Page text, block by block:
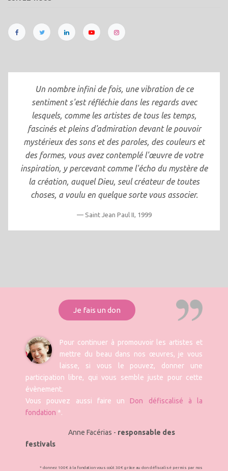
Un nombre infini de fois, une vibration de ce
sentiment s'est réfléchie dans les regards avec
lesquels, comme les artistes de tous les temps,
fascinés et pleins d'admiration devant le pouvoir
mystérieux des sons et des paroles, des couleurs et
des formes, vous avez contemplé l'œuvre de votre
inspiration, y percevant comme l'écho du mystère de
la création, auquel Dieu, seul créateur de toutes
choses, a voulu en quelque sorte vous associer.
Saint Jean Paul II, 1999
Je fais un don
Pour continuer à promouvoir les artistes et
mettre du beau dans nos œuvres, je vous
laisse, si vous le pouvez, donner une
participation libre, qui vous semble juste pour cette
évènement.
Vous pouvez aussi faire unDon défiscalisé à la
fondation *.
Anne Facérias - responsable des
festivals
* donnez 100€ à la fondation vous coût 30€ grâce au don défiscalisé permis par nos